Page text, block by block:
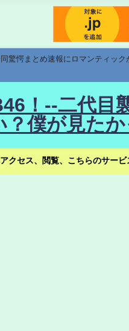
驚愕まとめ速報にロマンティッ
！--二代目
？僕が見た
クセス、閲覧、こちらのサー